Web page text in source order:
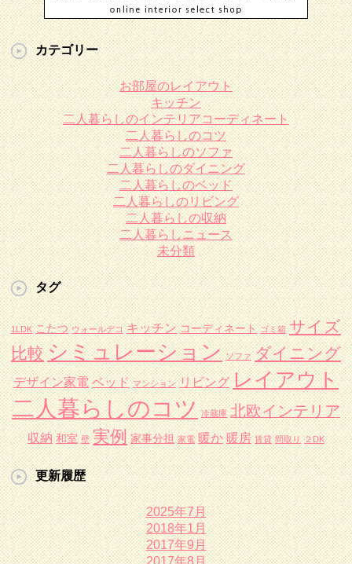
カテゴリー
お部屋のレイアウト
キッチン
二人暮らしのインテリアコーディネート
二人暮らしのコツ
二人暮らしのソファ
二人暮らしのダイニング
二人暮らしのベッド
二人暮らしのリビング
二人暮らしの収納
二人暮らしニュース
未分類
タグ
1LDK こたつ ウォールデコ キッチン コーディネート ゴミ箱 サイズ
比較シミュレーション ソファ ダイニング
デザイン家電 ベッド マンション リビング レイアウト
二人暮らしのコツ 冷蔵庫 北欧インテリア
収納 和室 壁 実例 家事分担 家電 暖か 暖房 賃貸 間取り ２DK
更新履歴
2025年7月
2018年1月
2017年9月
2017年8月